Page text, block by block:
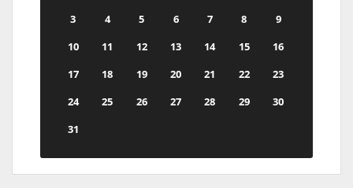
3
4 5 6 7 8
9
10
11 12 13 14 15
16
17
18 19 20 21 22
23
24
25 26 27 28 29
30
31